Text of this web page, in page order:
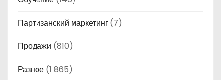
Партизанский маркетинг (7)
Продажи (810)
Разное (1 865)